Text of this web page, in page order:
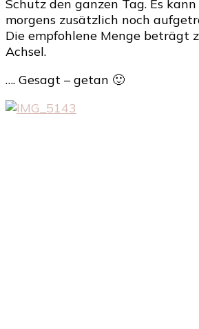
Schutz den ganzen Tag. Es
morgens zusätzlich noch
Die empfohlene Menge beträgt
Achsel.
…. Gesagt – getan 🙂